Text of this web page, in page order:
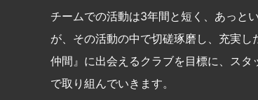
チームでの活動は3年間と短く、あっと
が、その活動の中で切磋琢磨し、充実
仲間』に出会えるクラブを目標に、スタ
で取り組んでいきます。